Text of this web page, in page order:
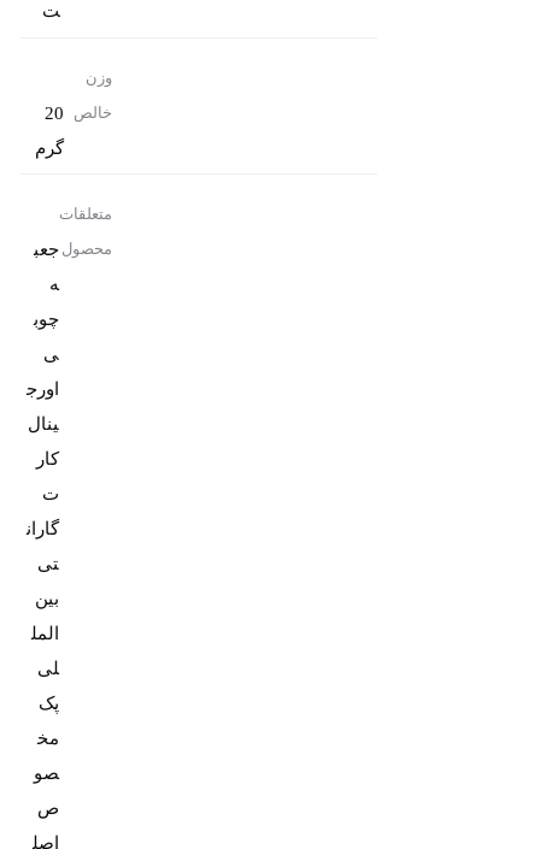
ت
وزن
خالص
20
گرم
متعلقات
محصول جعب
ه
چوب
ی
اورج
کار
ت
گاران
تی
بین
المل
پک
مخ
صو
ص
اصل